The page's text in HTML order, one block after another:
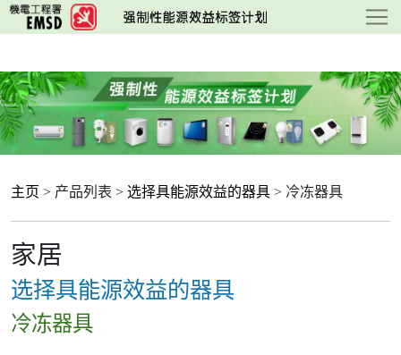
跳
至
要
内
容
主页 > 产品列表 > 选择具能源效益的器具 > 冷冻器具
家居
选择具能源效益的器具
冷冻器具